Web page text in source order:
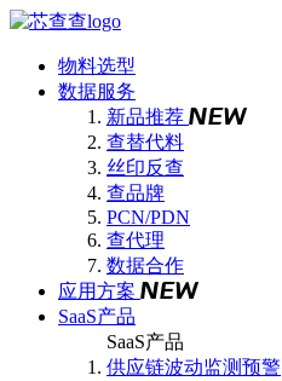
物料选型
数据服务
新品推荐
查替代料
丝印反查
查品牌
PCN/PDN
查代理
数据合作
应用方案
SaaS产品
SaaS产品
供应链波动监测预警